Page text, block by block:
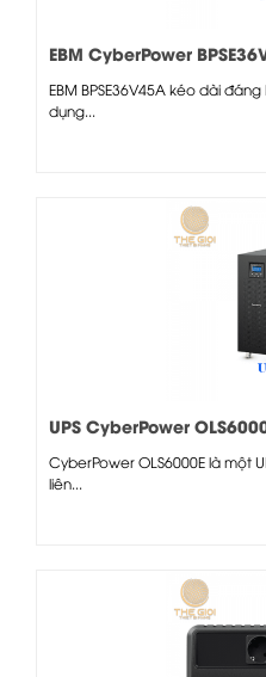
EBM CyberPower
EBM BPSE36V45A kéo dài
dụng...
UPS CyberPower
CyberPower OLS6000E là một
liên...